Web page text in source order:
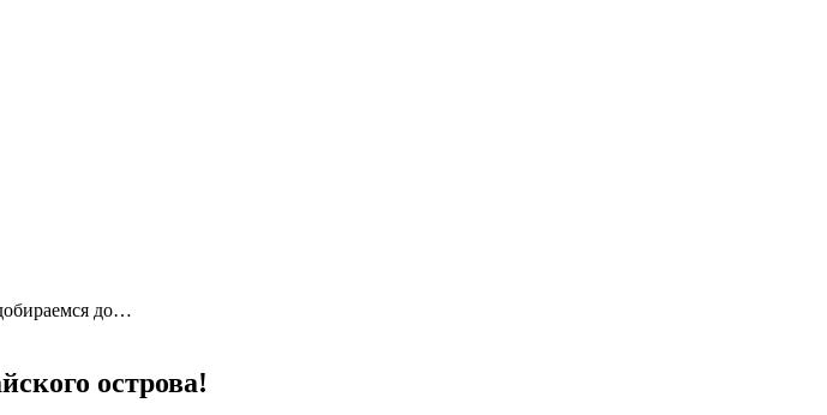
до…
острова!